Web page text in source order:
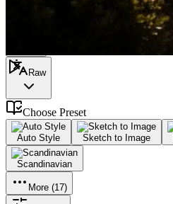
Raw
Choose Preset
Auto Style Sketch to Image
Scandinavian
More (17)